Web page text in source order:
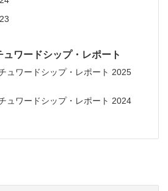
ワードシップ・レポート
ュワードシップ・レポート 2025
ュワードシップ・レポート 2024